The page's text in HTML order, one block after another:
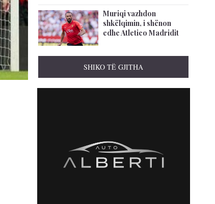
Muriqi vazhdon
shkëlqimin, i shënon
edhe Atletico Madridit
SHIKO TË GJITHA